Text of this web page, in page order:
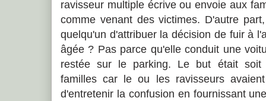
ravisseur multiple écrive ou envoie aux
comme venant des victimes. D'autre
quelqu'un d'attribuer la décision de fuir à
âgée ? Pas parce qu'elle conduit une
restée sur le parking. Le but était soit
familles car le ou les ravisseurs
d'entretenir la confusion en fournissant